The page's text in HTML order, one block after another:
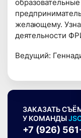
желающему.
деятельности
Ведущий:
ЗАКАЗАТЬ
У КОМАНДЫ
+7 (926)